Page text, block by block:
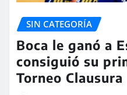
SIN CATEGORÍA
Boca le ganó a
consiguió su
Torneo Clausura